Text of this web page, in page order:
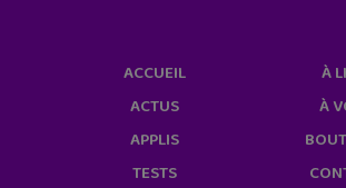
ACCUEIL
ACTUS
APPLIS
TESTS
À
À